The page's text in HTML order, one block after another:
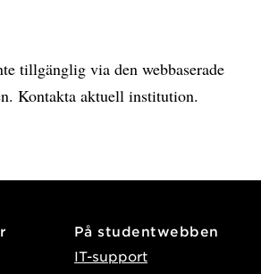
tillgänglig via den webbaserade
Kontakta aktuell institution.
På studentwebben
IT-support